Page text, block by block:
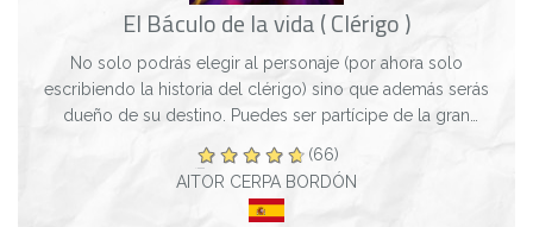
El Báculo de la vida ( Clérigo )
No solo podrás elegir al personaje (por ahora solo
escribiendo la historia del clérigo) sino que además serás
dueño de su destino. Puedes ser partícipe de la gran
(66)
AITOR CERPA BORDÓN